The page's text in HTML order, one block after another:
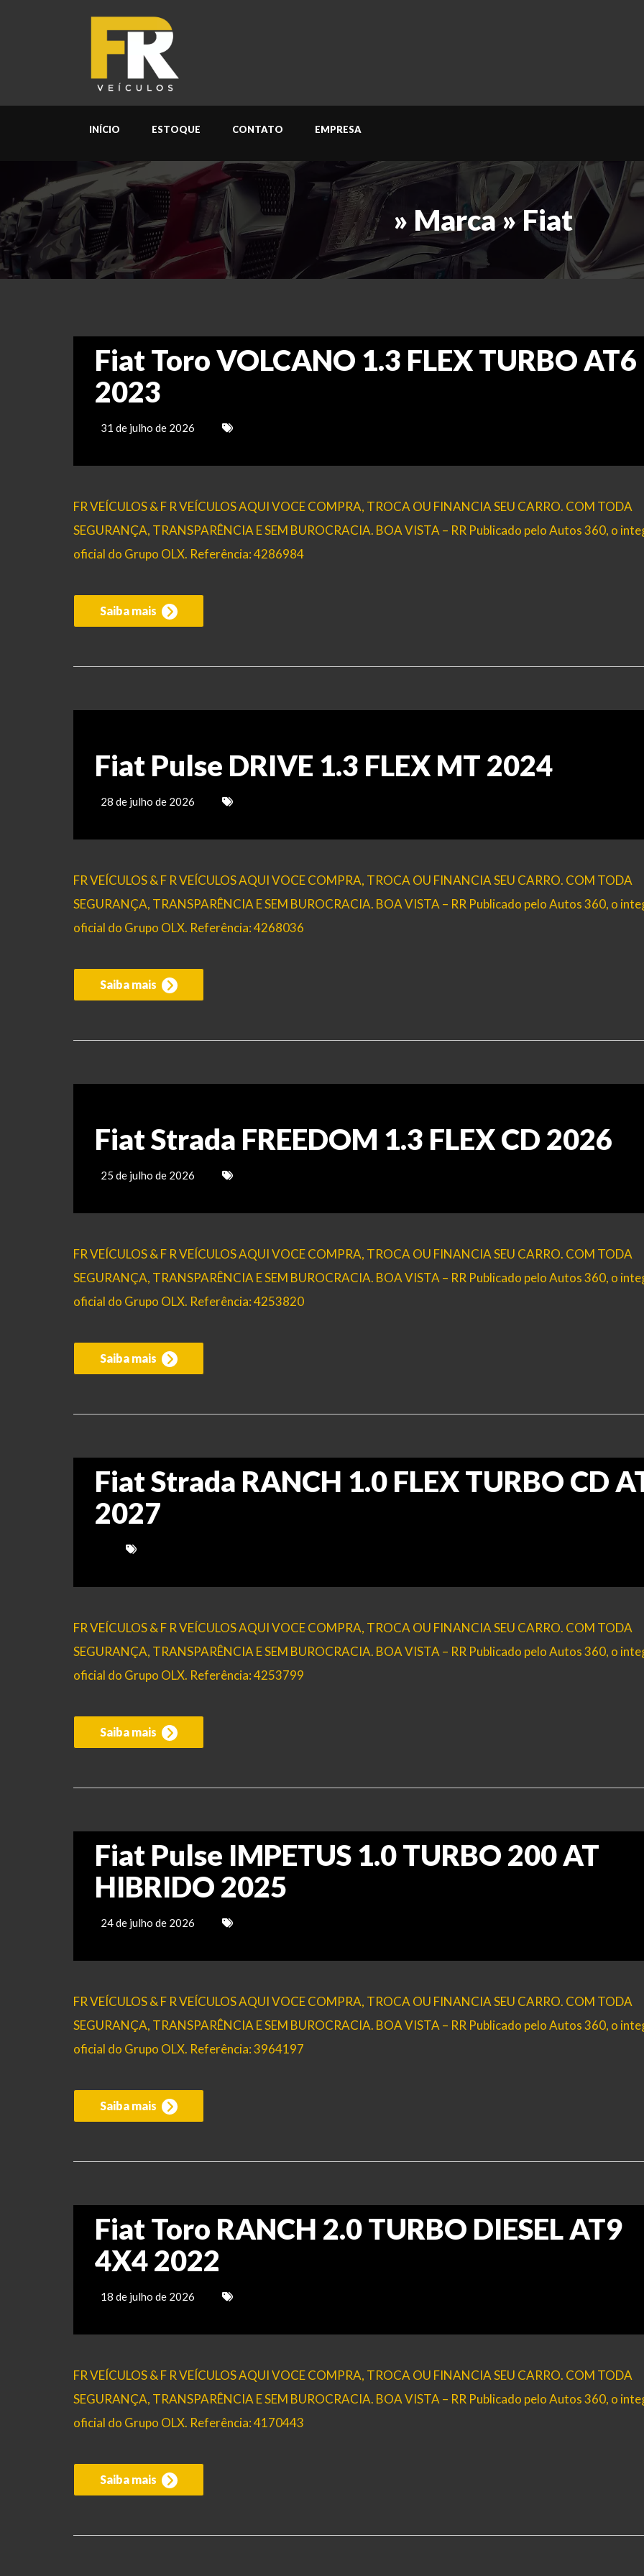
INÍCIO ESTOQUE CONTATO EMPRESA
» Marca » Fiat
Fiat Toro VOLCANO 1.3 FLEX TURBO AT6
2023
31 de julho de 2026
FR VEÍCULOS & F R VEÍCULOS AQUI VOCE COMPRA, TROCA OU FINANCIA SEU CARRO. COM TODA
SEGURANÇA, TRANSPARÊNCIA E SEM BUROCRACIA. BOA VISTA – RR Publicado pelo Autos 360, o
oficial do Grupo OLX. Referência: 4286984
Saiba mais
Fiat Pulse DRIVE 1.3 FLEX MT 2024
28 de julho de 2026
FR VEÍCULOS & F R VEÍCULOS AQUI VOCE COMPRA, TROCA OU FINANCIA SEU CARRO. COM TODA
SEGURANÇA, TRANSPARÊNCIA E SEM BUROCRACIA. BOA VISTA – RR Publicado pelo Autos 360, o
oficial do Grupo OLX. Referência: 4268036
Saiba mais
Fiat Strada FREEDOM 1.3 FLEX CD 2026
25 de julho de 2026
FR VEÍCULOS & F R VEÍCULOS AQUI VOCE COMPRA, TROCA OU FINANCIA SEU CARRO. COM TODA
SEGURANÇA, TRANSPARÊNCIA E SEM BUROCRACIA. BOA VISTA – RR Publicado pelo Autos 360, o
oficial do Grupo OLX. Referência: 4253820
Saiba mais
Fiat Strada RANCH 1.0 FLEX TURBO CD
2027
FR VEÍCULOS & F R VEÍCULOS AQUI VOCE COMPRA, TROCA OU FINANCIA SEU CARRO. COM TODA
SEGURANÇA, TRANSPARÊNCIA E SEM BUROCRACIA. BOA VISTA – RR Publicado pelo Autos 360, o
oficial do Grupo OLX. Referência: 4253799
Saiba mais
Fiat Pulse IMPETUS 1.0 TURBO 200 AT
HIBRIDO 2025
24 de julho de 2026
FR VEÍCULOS & F R VEÍCULOS AQUI VOCE COMPRA, TROCA OU FINANCIA SEU CARRO. COM TODA
SEGURANÇA, TRANSPARÊNCIA E SEM BUROCRACIA. BOA VISTA – RR Publicado pelo Autos 360, o
oficial do Grupo OLX. Referência: 3964197
Saiba mais
Fiat Toro RANCH 2.0 TURBO DIESEL AT9
4X4 2022
18 de julho de 2026
FR VEÍCULOS & F R VEÍCULOS AQUI VOCE COMPRA, TROCA OU FINANCIA SEU CARRO. COM TODA
SEGURANÇA, TRANSPARÊNCIA E SEM BUROCRACIA. BOA VISTA – RR Publicado pelo Autos 360, o
oficial do Grupo OLX. Referência: 4170443
Saiba mais